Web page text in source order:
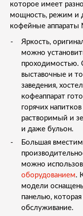
которое имеет
мощность, режим и
кофейные аппараты
Яркость,
можно
проходимостью.
выставочные и
заведения,
кофеаппарат
горячих
растворимый и
и даже бульон.
Большая
можно
оборудованием.
модели
панелью,
обслуживание.